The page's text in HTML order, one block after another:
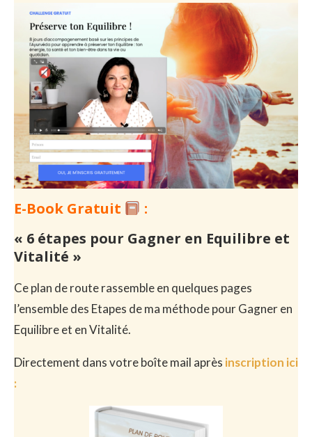
E-Book Gratuit
:
« 6 étapes pour Gagner en Equilibre et
Vitalité »
Ce plan de route rassemble en quelques pages
l’ensemble des Etapes de ma méthode pour Gagner en
Equilibre et en Vitalité.
Directement dans votre boîte mail après inscription ici
: